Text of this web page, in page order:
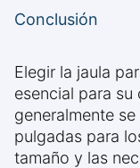
Conclusión
Elegir la jaula
esencial para
generalmente
pulgadas para
tamaño y las